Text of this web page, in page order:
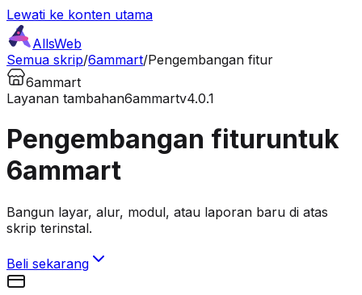
Lewati ke konten utama
AllsWeb
Semua skrip/6ammart/Pengembangan fitur
6ammart
Layanan tambahan6ammartv4.0.1
Pengembangan fituruntuk
6ammart
Bangun layar, alur, modul, atau laporan baru di atas
skrip terinstal.
Beli sekarang